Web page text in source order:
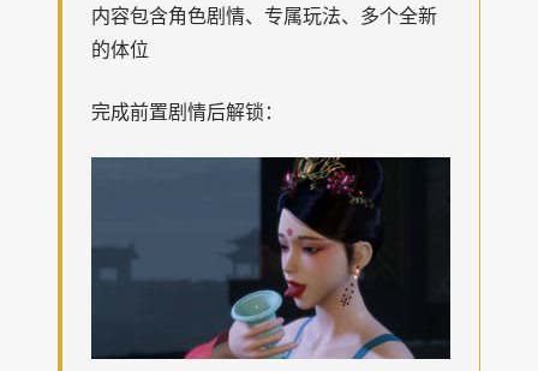
内容包含角色剧情、专属玩法、多个全新
的体位
完成前置剧情后解锁：